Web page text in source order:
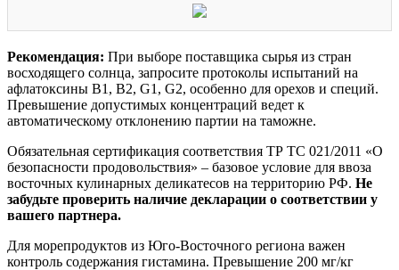
Рекомендация: При выборе поставщика сырья из стран
восходящего солнца, запросите протоколы испытаний на
афлатоксины B1, B2, G1, G2, особенно для орехов и специй.
Превышение допустимых концентраций ведет к
автоматическому отклонению партии на таможне.
Обязательная сертификация соответствия ТР ТС 021/2011 «О
безопасности продовольствия» – базовое условие для ввоза
восточных кулинарных деликатесов на территорию РФ. Не
забудьте проверить наличие декларации о соответствии у
вашего партнера.
Для морепродуктов из Юго-Восточного региона важен
контроль содержания гистамина. Превышение 200 мг/кг